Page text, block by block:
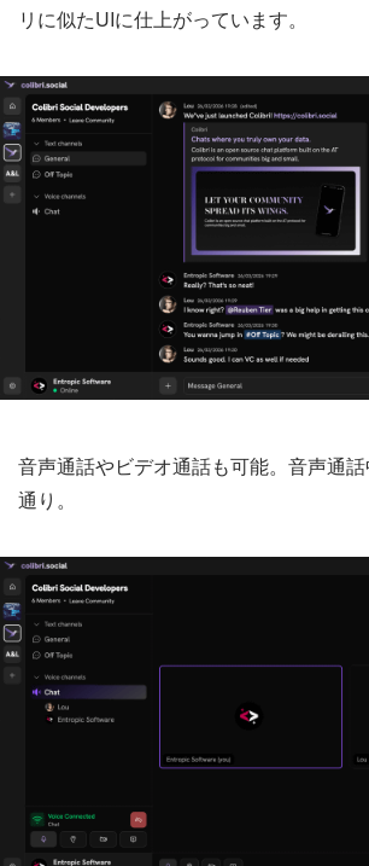
リに似たUIに仕上がっています。
音声通話やビデオ通話も可能。音声通
通り。